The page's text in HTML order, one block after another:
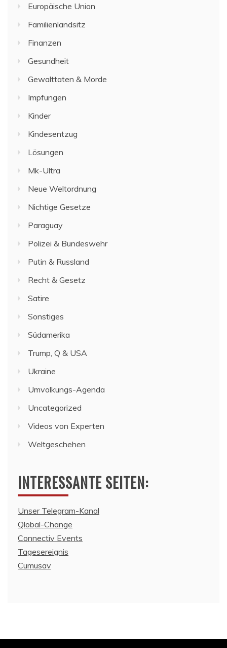
Europäische Union
Familienlandsitz
Finanzen
Gesundheit
Gewalttaten & Morde
Impfungen
Kinder
Kindesentzug
Lösungen
Mk-Ultra
Neue Weltordnung
Nichtige Gesetze
Paraguay
Polizei & Bundeswehr
Putin & Russland
Recht & Gesetz
Satire
Sonstiges
Südamerika
Trump, Q & USA
Ukraine
Umvolkungs-Agenda
Uncategorized
Videos von Experten
Weltgeschehen
INTERESSANTE SEITEN:
Unser Telegram-Kanal
Qlobal-Change
Connectiv Events
Tagesereignis
Cumusav